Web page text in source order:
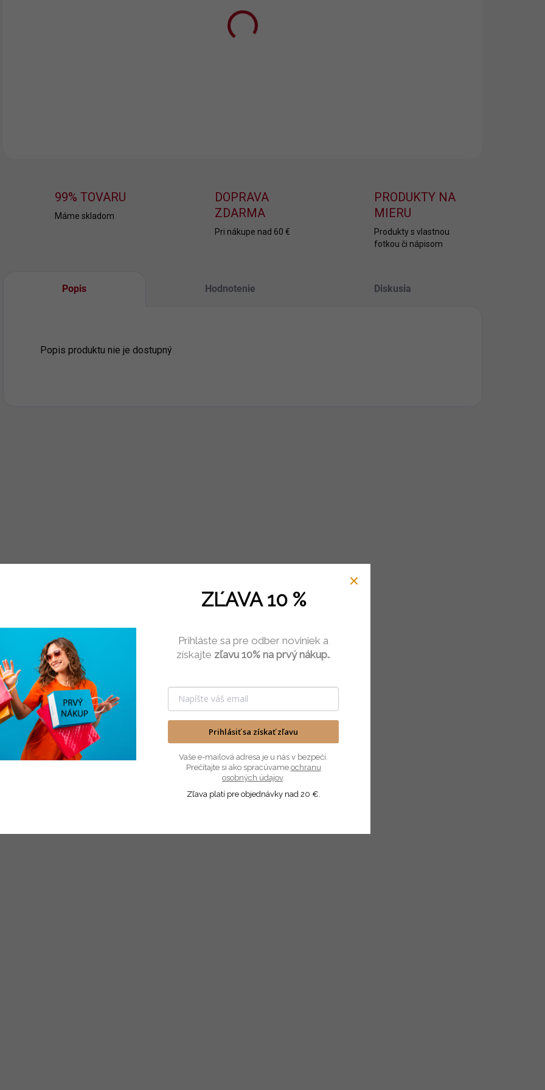
MOŽNOSTI
99% TOVARU
Máme skladom
DOPRAVA
ZDARMA
Pri nákupe nad 60 €
PRODUKTY NA
MIERU
Produkty s vlastnou
fotkou či nápisom
Popis Hodnotenie Diskusia
Popis produktu nie je dostupný
ZĽAVA 10 %
Prihláste sa pre odber noviniek a
získajte zľavu 10% na prvý nákup..
Prihlásiť sa získať zľavu
Vaše e-mailová adresa je u nás v bezpečí.
Prečítajte si ako spracúvame ochranu
osobných údajov.
Zľava platí pre objednávky nad 20 €.